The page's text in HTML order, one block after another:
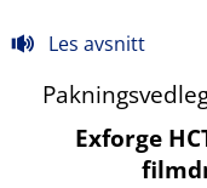
Les avsnitt
Exforge